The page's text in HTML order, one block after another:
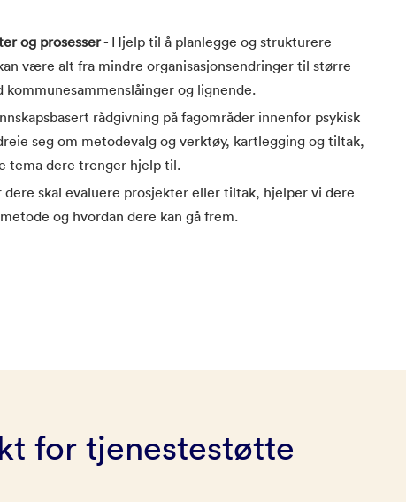
og prosesser- Hjelp til å planlegge og strukturere
være alt fra mindre organisasjonsendringer til større
kommunesammenslåinger og lignende.
rådgivning på fagområder innenfor psykisk
seg om metodevalg og verktøy, kartlegging og tiltak,
tema dere trenger hjelp til.
dere skal evaluere prosjekter eller tiltak, hjelper vi dere
og hvordan dere kan gå frem.
for tjenestestøtte